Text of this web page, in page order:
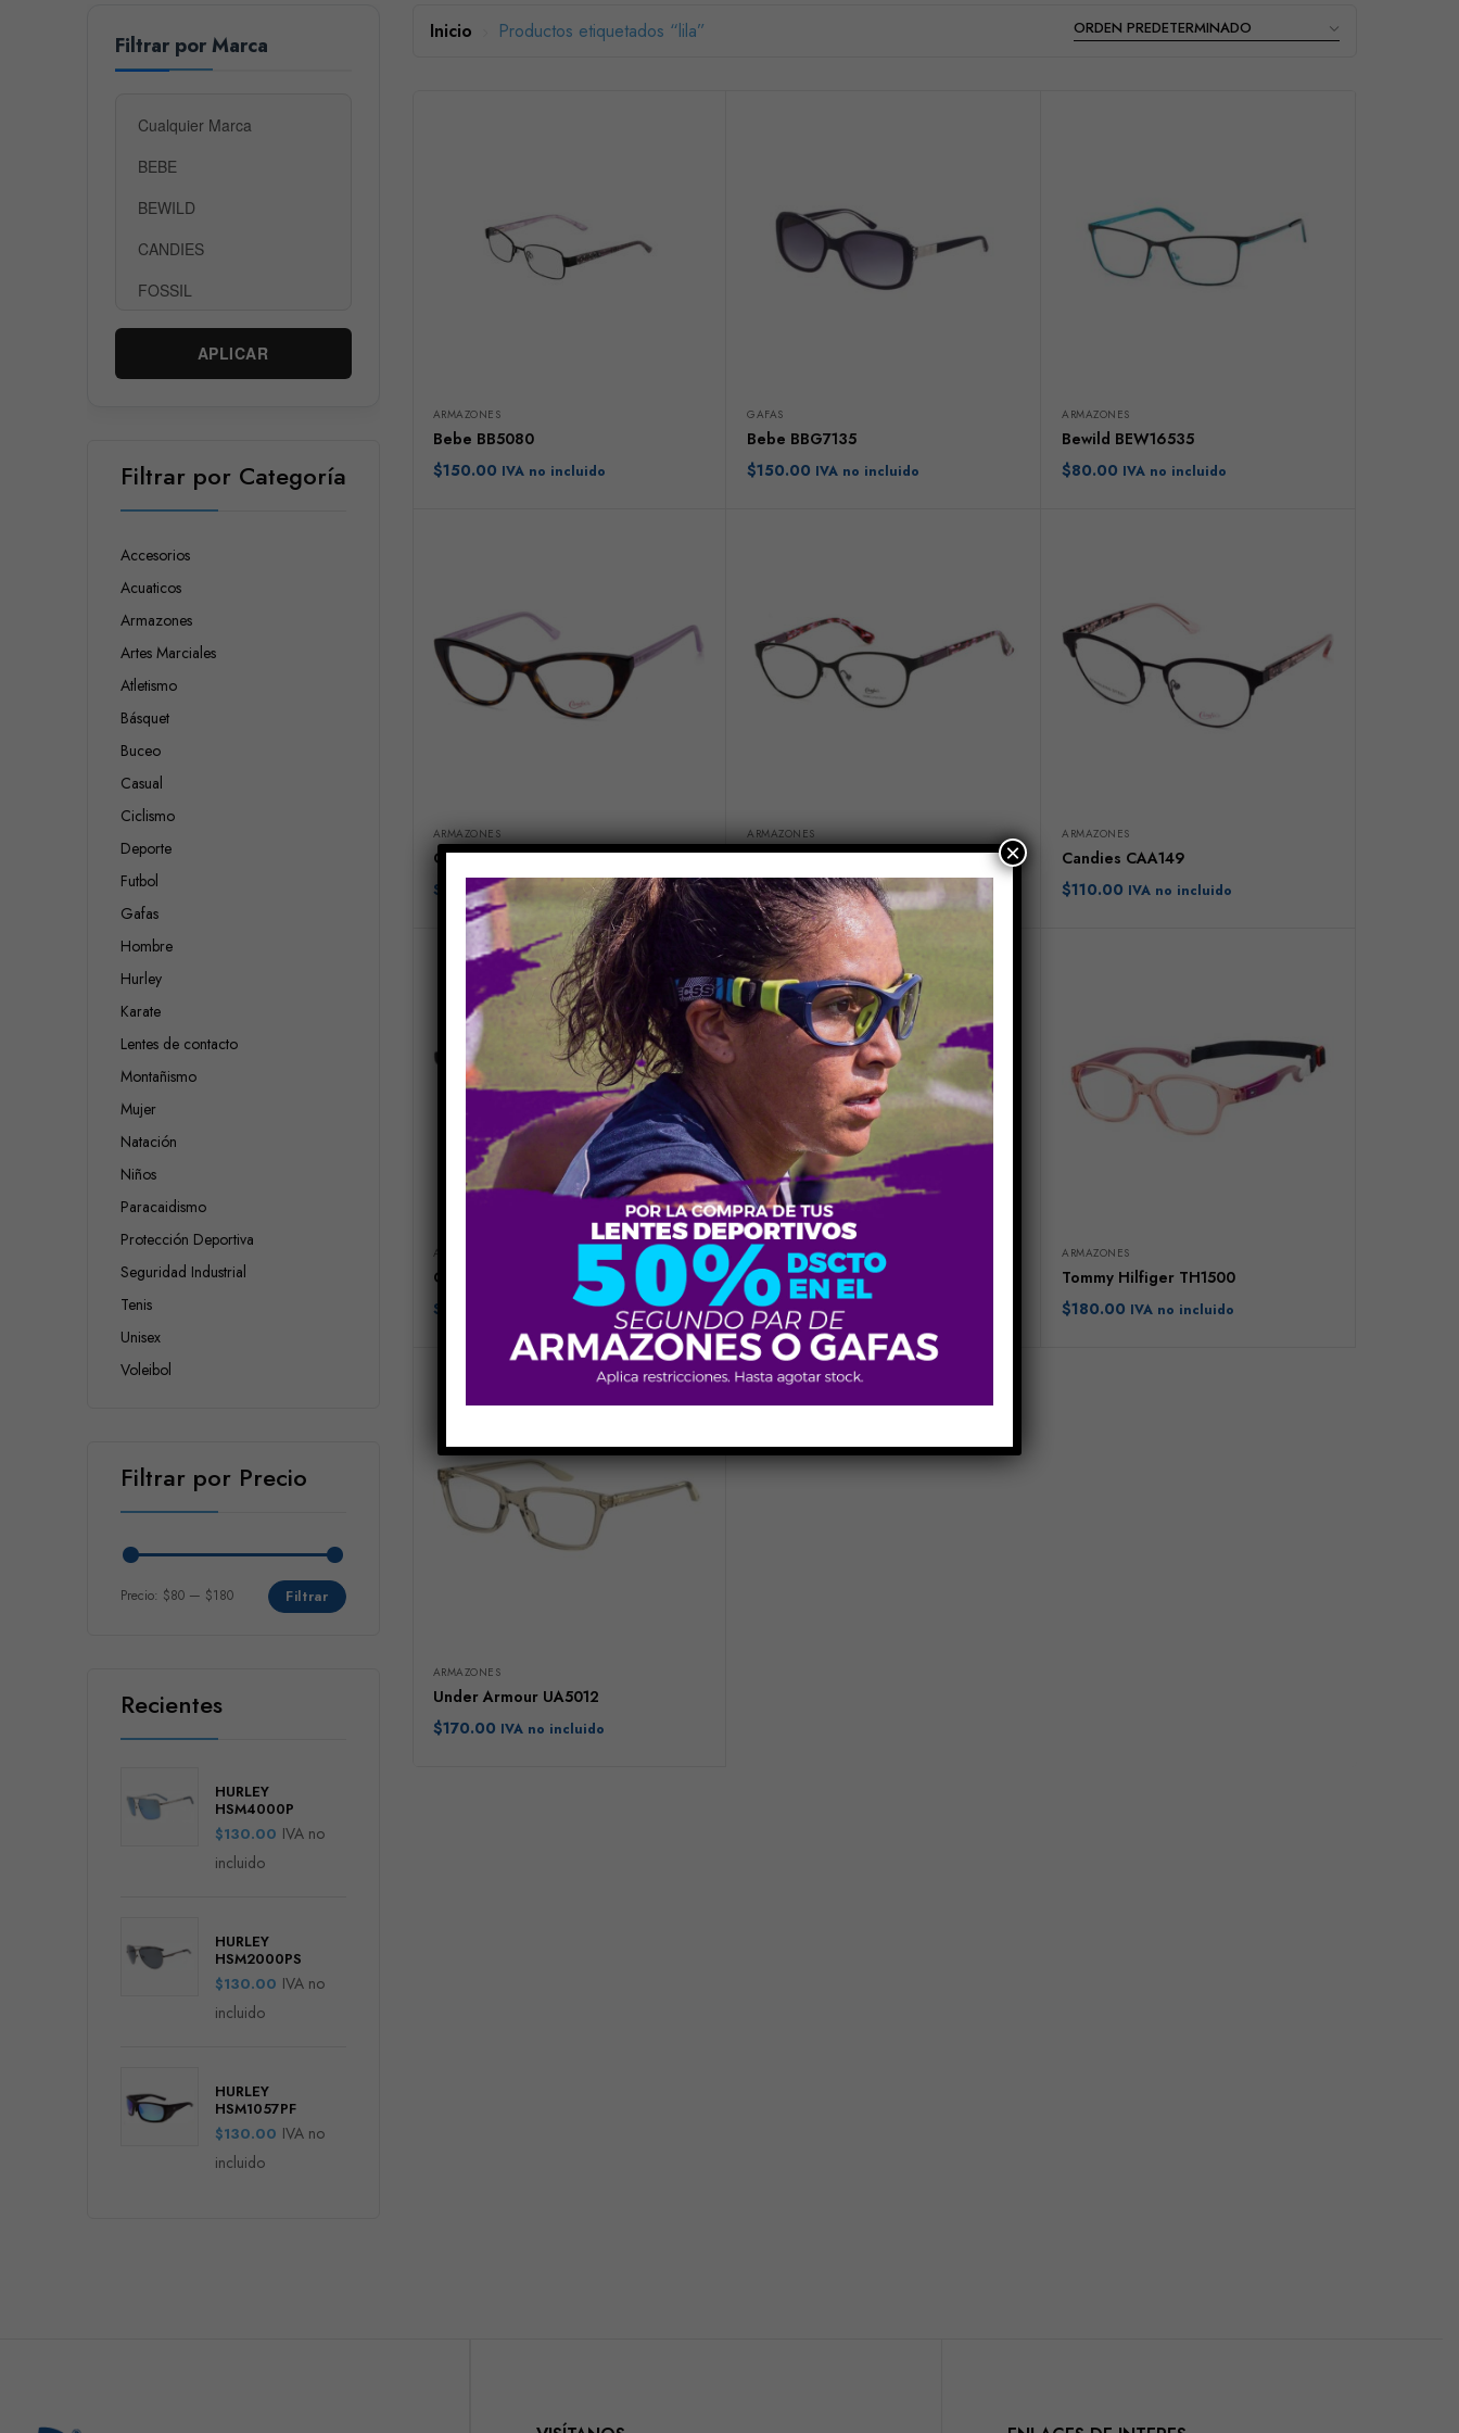
Filtrar por Marca
APLICAR
Filtrar por Categoría
Accesorios
Acuaticos
Armazones
Artes Marciales
Atletismo
Básquet
Buceo
Casual
Ciclismo
Deporte
Futbol
Gafas
Hombre
Hurley
Karate
Lentes de contacto
Montañismo
Mujer
Natación
Niños
Paracaidismo
Protección Deportiva
Seguridad Industrial
Tenis
Unisex
Voleibol
Filtrar por Precio
Filtrar
Precio: $80— $180
Recientes
HURLEY
HSM4000P
$130.00 IVA no
incluido
HURLEY
HSM2000PS
$130.00 IVA no
incluido
HURLEY
HSM1057PF
$130.00 IVA no
incluido
Inicio Productos etiquetados “lila”
ARMAZONES
Bebe BB5080
$150.00 IVA no incluido
GAFAS
Bebe BBG7135
$150.00 IVA no incluido
ARMAZONES
Bewild BEW16535
$80.00 IVA no incluido
ARMAZONES
Candies CAA0178
$
110.00 IVA no incluido
ARMAZONES
Candies CAA139
$110.00 IVA no incluido
ARMAZONES
Candies CAA149
$110.00 IVA no incluido
ARMAZONES
Candies CAA150
$
IVA no incluido
ARMAZONES
Fossil FOA7086
$155.00 IVA no incluido
ARMAZONES
Tommy Hilfiger TH1500
$180.00 IVA no incluido
ARMAZONES
Under Armour UA5012
$170.00 IVA no incluido
×